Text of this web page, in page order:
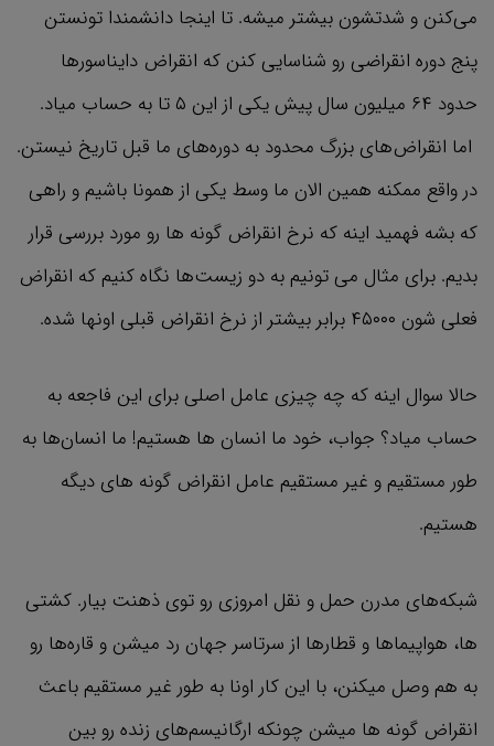
می‌کنن و شدتشون بیشتر میشه. تا اینجا دانشمندا تونستن
پنج دوره انقراضی رو شناسایی کنن که انقراض دایناسورها
حدود ۶۴ میلیون سال پیش یکی از این ۵ تا به حساب میاد.
اما انقراض‌های بزرگ محدود به دوره‌های ما قبل تاریخ نیستن.
در واقع ممکنه همین الان ما وسط یکی از همونا باشیم و راهی
که بشه فهمید اینه که نرخ انقراض گونه ها رو مورد بررسی قرار
بدیم. برای مثال می تونیم به دو زیست‌ها نگاه کنیم که انقراض
فعلی شون ۴۵۰۰۰ برابر بیشتر از نرخ انقراض قبلی اونها شده.
حالا سوال اینه که چه چیزی عامل اصلی برای این فاجعه به
حساب میاد؟ جواب، خود ما انسان ها هستیم! ما انسان‌ها به
طور مستقیم و غیر مستقیم عامل انقراض گونه های دیگه
هستیم.
شبکه‌های مدرن حمل و نقل امروزی رو توی ذهنت بیار. کشتی
ها، هواپیماها و قطارها از سرتاسر جهان رد میشن و قاره‌ها رو
به هم وصل میکنن، با این کار اونا به طور غیر مستقیم باعث
انقراض گونه ها میشن چونکه ارگانیسم‌های زنده رو بین